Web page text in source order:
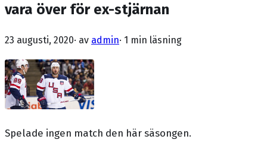
vara över för ex-stjärnan
23 augusti, 2020· av admin· 1 min läsning
Spelade ingen match den här säsongen.